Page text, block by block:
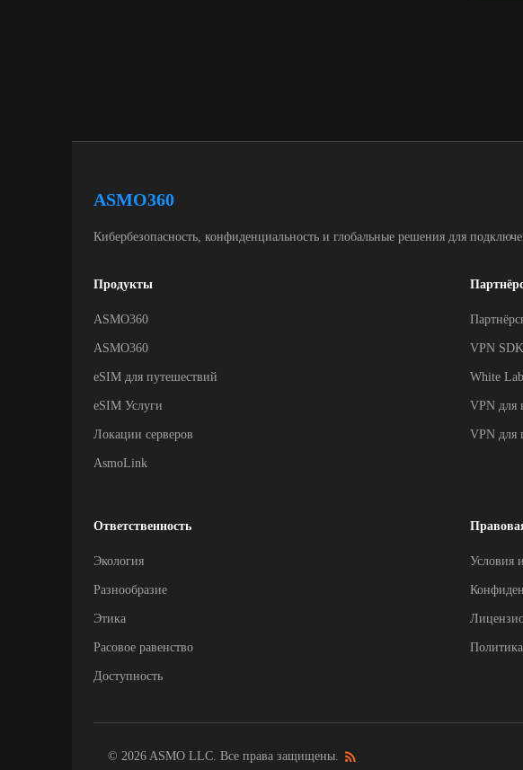
ASMO360
Кибербезопасность, конфиденциальность и глобальные решения для
Продукты
ASMO360
ASMO360
eSIM для путешествий
eSIM Услуги
Локации серверов
AsmoLink
VPN SDK
White
VPN для
VPN для
Ответственность
Экология
Разнообразие
Этика
Расовое равенство
Доступность
Условия
Политика
© 2026 ASMO LLC. Все права защищены.